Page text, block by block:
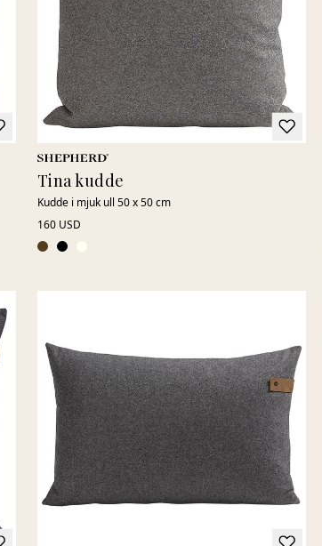
Tina kudde
Kudde i mjuk ull 50 x 50 cm
160 USD